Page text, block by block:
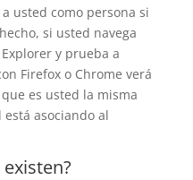
usted como persona si
si usted navega
y prueba a
Firefox o Chrome verá
es usted la misma
asociando al
existen?